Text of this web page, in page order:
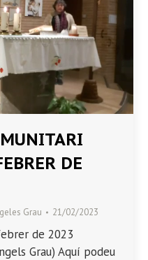
DE
Grau 21/02/2023
de 2023
Grau) Aquí podeu